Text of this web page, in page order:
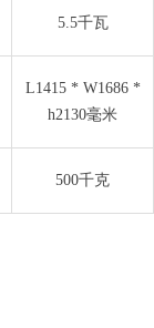
5.5千瓦
L1415 * W1686 *
h2130毫米
500千克